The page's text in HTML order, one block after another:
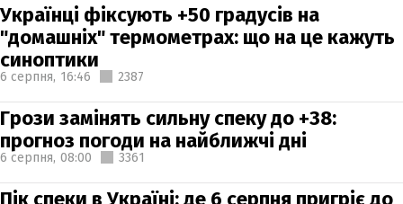
Українці фіксують +50 градусів на
"домашніх" термометрах: що на це кажуть
синоптики
6 серпня, 16:46 2387
Грози замінять сильну спеку до +38:
прогноз погоди на найближчі дні
6 серпня, 08:00 3361
Пік спеки в Україні: де 6 серпня пригріє до